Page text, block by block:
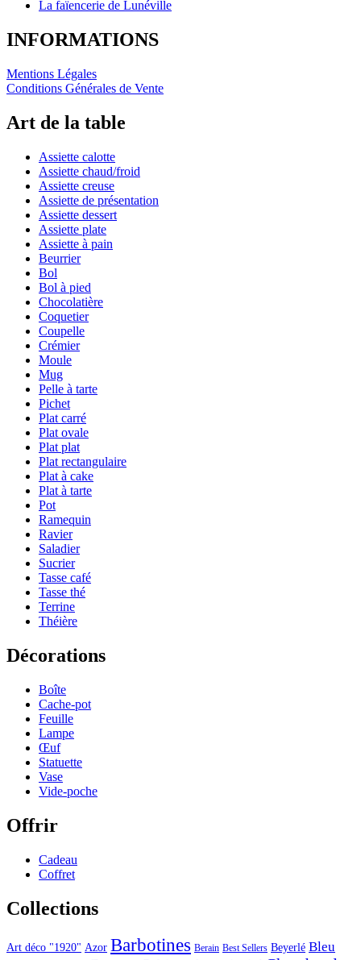
La faïencerie de Lunéville
INFORMATIONS
Mentions Légales
Conditions Générales de Vente
Art de la table
Assiette calotte
Assiette chaud/froid
Assiette creuse
Assiette de présentation
Assiette dessert
Assiette plate
Assiette à pain
Beurrier
Bol
Bol à pied
Chocolatière
Coquetier
Coupelle
Crémier
Moule
Mug
Pelle à tarte
Pichet
Plat carré
Plat ovale
Plat plat
Plat rectangulaire
Plat à cake
Plat à tarte
Pot
Ramequin
Ravier
Saladier
Sucrier
Tasse café
Tasse thé
Terrine
Théière
Décorations
Boîte
Cache-pot
Feuille
Lampe
Œuf
Statuette
Vase
Vide-poche
Offrir
Cadeau
Coffret
Collections
Art déco "1920" Azor Barbotines Berain Best Sellers Beyerlé Bleu